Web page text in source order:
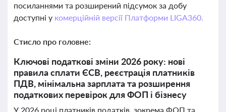
посиланнями та розширений підсумок за добу
доступні у комерційній версії Платформи LIGA360.
Стисло про головне:
Ключові податкові зміни 2026 року: нові
правила сплати ЄСВ, реєстрація платників
ПДВ, мінімальна зарплата та розширення
податкових перевірок для ФОП і бізнесу
У 2026 році платників податків, зокрема ФОП та